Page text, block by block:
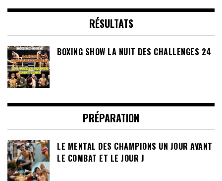
RÉSULTATS
BOXING SHOW LA NUIT DES CHALLENGES 24
PRÉPARATION
LE MENTAL DES CHAMPIONS UN JOUR AVANT
LE COMBAT ET LE JOUR J